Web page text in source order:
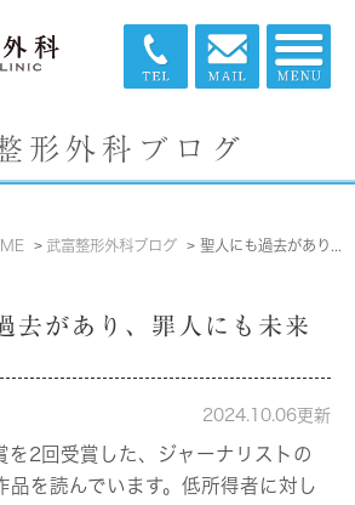
形外科ブログ
武富整形外科ブログ
去があり、罪人にも未来
2024.10.06更新
を2回受賞した、ジャーナリストの
品を読んでいます。低所得者に対し